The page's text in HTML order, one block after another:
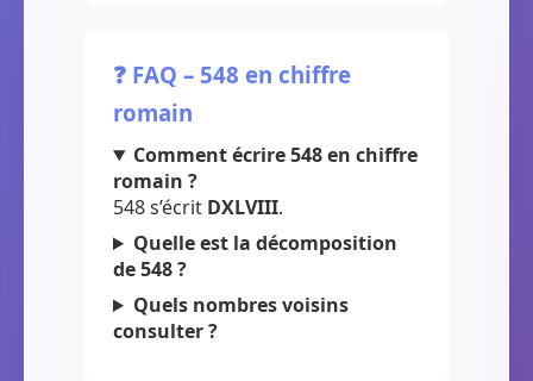
❓ FAQ – 548 en chiffre
romain
Comment écrire 548 en chiffre
romain ?
548 s’écrit DXLVIII.
Quelle est la décomposition
de 548 ?
Quels nombres voisins
consulter ?